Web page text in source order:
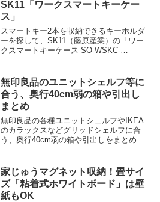
いのあるメーカーや販売店だと改めて思
いました。
SK11「ワークスマートキーケー
ス」
スマートキー2本を収納できるキーホルダ
ーを探して、SK11（藤原産業）の「ワー
クスマートキーケース SO-WSKC-
製で耐久性が期待できますし、コスパも
非常に良いです。
無印良品のユニットシェルフ等に
合う、奥行40cm弱の箱や引出し
まとめ
無印良品の各種ユニットシェルフやIKEA
のカラックスなどグリッドシェルフに合
う、奥行40cm弱の箱や引出しをまとめて
ースが使えます。
家じゅうマグネット収納！畳サイ
ズ「粘着式ホワイトボード」は壁
紙もOK